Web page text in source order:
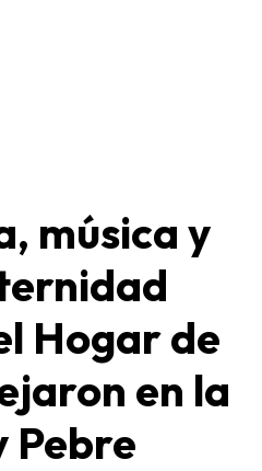
música y
Hogar de
en la
Pebre